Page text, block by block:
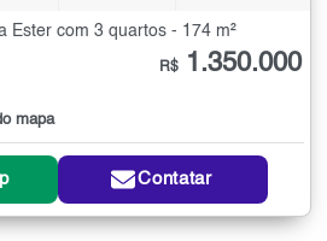
Ester com 3 quartos - 174 m²
mapa
R$ 1.350.000
Contatar